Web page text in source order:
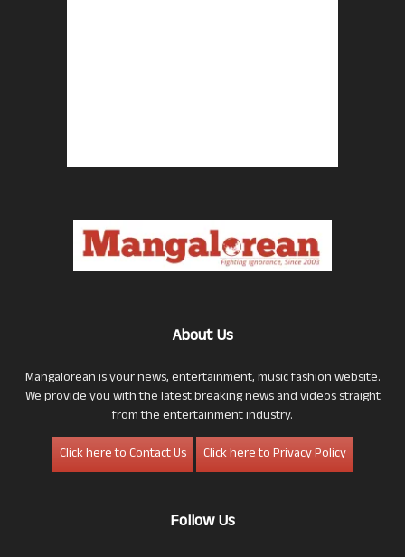
About Us
Mangalorean is your news, entertainment, music fashion website.
We provide you with the latest breaking news and videos straight
from the entertainment industry.
Click here to Contact Us
Click here to Privacy Policy
Follow Us